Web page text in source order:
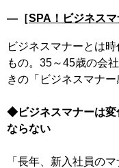
―［SPA！ビジネス
ビジネスマナーとは
もの。35～45歳の会
きの「ビジネスマナ
◆ビジネスマナーは変
ならない
「長年、新入社員の